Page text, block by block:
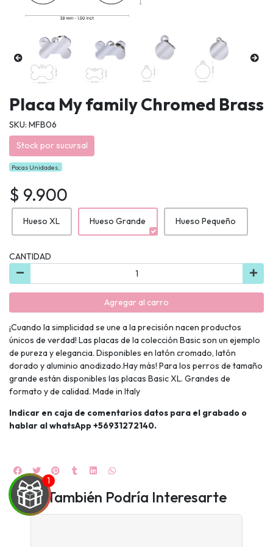
Placa My family Chromed Brass
SKU: MFB06
Stock por sucursal
Pocas Unidades.
$ 9.900
Hueso XL Hueso Grande Hueso Pequeño
CANTIDAD
Agregar al carro
¡Cuando la simplicidad se une a la precisión nacen productos
únicos de verdad! Las placas de la colección Basic son un ejemplo
de pureza y elegancia. Disponibles en latón cromado, latón
dorado y aluminio anodizado.Hay más! Para los perros de tamaño
grande están disponibles las placas Basic XL. Grandes de
formato y de calidad. Made in Italy
Indicar en caja de comentarios datos para el grabado o
hablar al whatsApp +56931272140.
También Podría Interesarte